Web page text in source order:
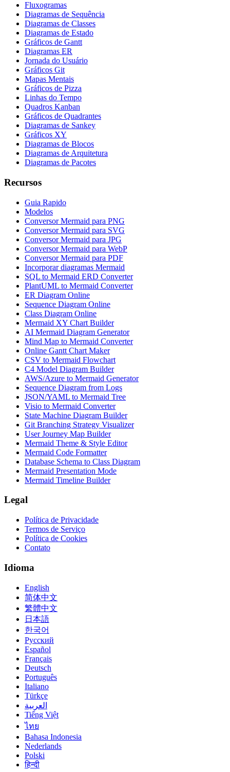
Fluxogramas
Diagramas de Sequência
Diagramas de Classes
Diagramas de Estado
Gráficos de Gantt
Diagramas ER
Jornada do Usuário
Gráficos Git
Mapas Mentais
Gráficos de Pizza
Linhas do Tempo
Quadros Kanban
Gráficos de Quadrantes
Diagramas de Sankey
Gráficos XY
Diagramas de Blocos
Diagramas de Arquitetura
Diagramas de Pacotes
Recursos
Guia Rapido
Modelos
Conversor Mermaid para PNG
Conversor Mermaid para SVG
Conversor Mermaid para JPG
Conversor Mermaid para WebP
Conversor Mermaid para PDF
Incorporar diagramas Mermaid
SQL to Mermaid ERD Converter
PlantUML to Mermaid Converter
ER Diagram Online
Sequence Diagram Online
Class Diagram Online
Mermaid XY Chart Builder
AI Mermaid Diagram Generator
Mind Map to Mermaid Converter
Online Gantt Chart Maker
CSV to Mermaid Flowchart
C4 Model Diagram Builder
AWS/Azure to Mermaid Generator
Sequence Diagram from Logs
JSON/YAML to Mermaid Tree
Visio to Mermaid Converter
State Machine Diagram Builder
Git Branching Strategy Visualizer
User Journey Map Builder
Mermaid Theme & Style Editor
Mermaid Code Formatter
Database Schema to Class Diagram
Mermaid Presentation Mode
Mermaid Timeline Builder
Legal
Política de Privacidade
Termos de Serviço
Política de Cookies
Contato
Idioma
English
简体中文
繁體中文
日本語
한국어
Русский
Español
Français
Deutsch
Português
Italiano
Türkçe
العربية
Tiếng Việt
ไทย
Bahasa Indonesia
Nederlands
Polski
हिन्दी